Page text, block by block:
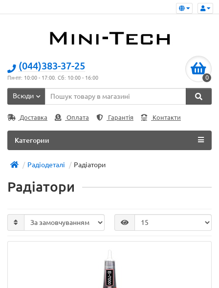
(044)383-37-25
Пн-пт: 10:00 - 17:00. Сб: 10:00 - 16:00 0
Всюди
Доставка Оплата Гарантія Контакти
Категории
Радіодеталі Радіатори
Радіатори